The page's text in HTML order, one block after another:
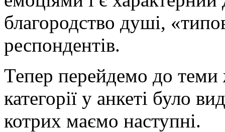
благородство душі,
респондентів.
Тепер перейдемо до теми
категорії у анкеті було
котрих маємо наступні.